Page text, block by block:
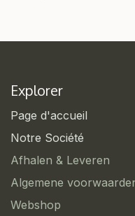
Explorer
Page d'accueil
Notre Société
Afhalen & Leveren
Algemene
Webshop